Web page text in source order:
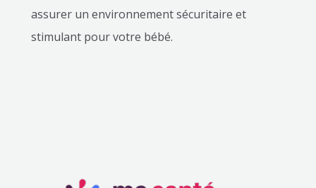
assurer un environnement sécuritaire et
stimulant pour votre bébé.